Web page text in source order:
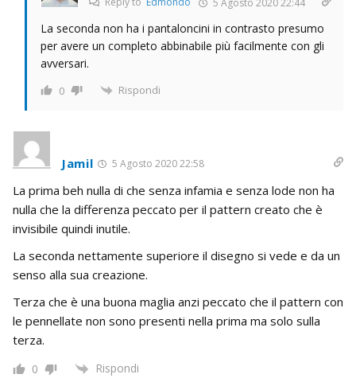
La seconda non ha i pantaloncini in contrasto presumo
per avere un completo abbinabile più facilmente con gli
avversari.
0 Rispondi
Jamil 5 Agosto 2020 22:58
La prima beh nulla di che senza infamia e senza lode non ha
nulla che la differenza peccato per il pattern creato che è
invisibile quindi inutile.
La seconda nettamente superiore il disegno si vede e da un
senso alla sua creazione.
Terza che è una buona maglia anzi peccato che il pattern con
le pennellate non sono presenti nella prima ma solo sulla
terza.
0 Rispondi